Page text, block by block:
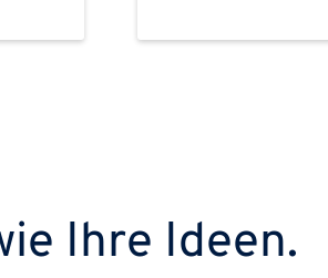
Ihre Ideen.